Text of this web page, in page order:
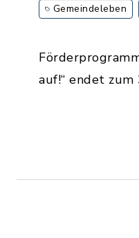
Gemeindeleben
auf!“ endet